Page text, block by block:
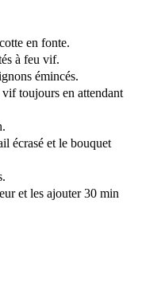
en fonte.
à feu vif.
émincés.
toujours en attendant
écrasé et le bouquet
et les ajouter 30 min